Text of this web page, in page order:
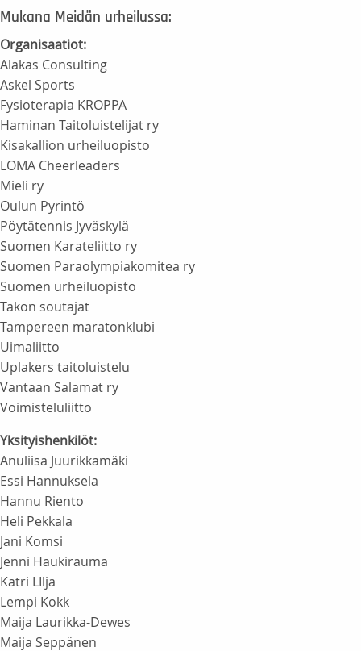
Mukana Meidän urheilussa:
Organisaatiot:
Alakas Consulting
Askel Sports
Fysioterapia KROPPA
Haminan Taitoluistelijat ry
Kisakallion urheiluopisto
LOMA Cheerleaders
Mieli ry
Oulun Pyrintö
Pöytätennis Jyväskylä
Suomen Karateliitto ry
Suomen Paraolympiakomitea ry
Suomen urheiluopisto
Takon soutajat
Tampereen maratonklubi
Uimaliitto
Uplakers taitoluistelu
Vantaan Salamat ry
Voimisteluliitto
Yksityishenkilöt:
Anuliisa Juurikkamäki
Essi Hannuksela
Hannu Riento
Heli Pekkala
Jani Komsi
Jenni Haukirauma
Katri LIlja
Lempi Kokk
Maija Laurikka-Dewes
Maija Seppänen